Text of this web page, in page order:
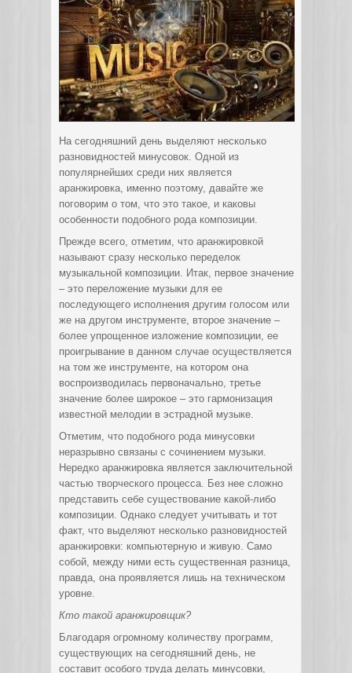
На сегодняшний день выделяют несколько
разновидностей минусовок. Одной из
популярнейших среди них является
аранжировка, именно поэтому, давайте же
поговорим о том, что это такое, и каковы
особенности подобного рода композиции.
Прежде всего, отметим, что аранжировкой
называют сразу несколько переделок
музыкальной композиции. Итак, первое значение
– это переложение музыки для ее
последующего исполнения другим голосом или
же на другом инструменте, второе значение –
более упрощенное изложение композиции, ее
проигрывание в данном случае осуществляется
на том же инструменте, на котором она
воспроизводилась первоначально, третье
значение более широкое – это гармонизация
известной мелодии в эстрадной музыке.
Отметим, что подобного рода минусовки
неразрывно связаны с сочинением музыки.
Нередко аранжировка является заключительной
частью творческого процесса. Без нее сложно
представить себе существование какой-либо
композиции. Однако следует учитывать и тот
факт, что выделяют несколько разновидностей
аранжировки: компьютерную и живую. Само
собой, между ними есть существенная разница,
правда, она проявляется лишь на техническом
уровне.
Кто такой аранжировщик?
Благодаря огромному количеству программ,
существующих на сегодняшний день, не
составит особого труда делать минусовки,